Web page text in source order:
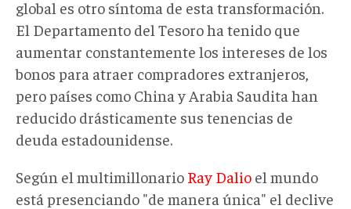
global es otro síntoma de esta transformación.
El Departamento del Tesoro ha tenido que
aumentar constantemente los intereses de los
bonos para atraer compradores extranjeros,
pero países como China y Arabia Saudita han
reducido drásticamente sus tenencias de
deuda estadounidense.
Según el multimillonario Ray Dalio el mundo
está presenciando "de manera única" el declive